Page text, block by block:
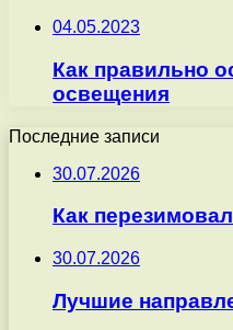
04.05.2023
Как правильно
освещения
Последние записи
30.07.2026
Как
30.07.2026
Лучшие